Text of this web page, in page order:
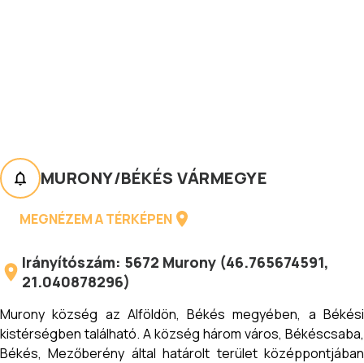
MURONY/BÉKÉS VÁRMEGYE
MEGNÉZEM A TÉRKÉPEN
Irányítószám: 5672 Murony (46.765674591,
21.040878296)
Murony község az Alföldön, Békés megyében, a Békési
kistérségben található. A község három város, Békéscsaba,
Békés, Mezőberény által határolt terület középpontjában